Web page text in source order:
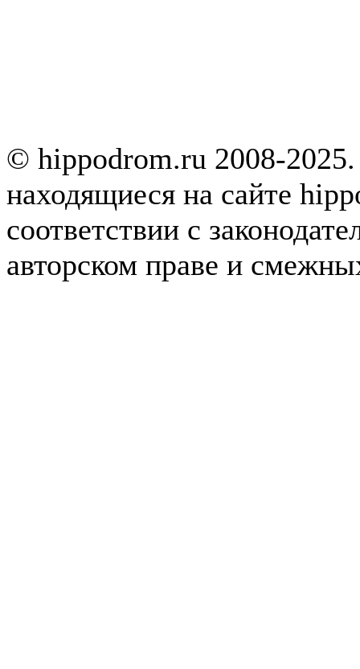
© hippodrom.ru 2008-
находящиеся на сайте
соответствии с
авторском праве и